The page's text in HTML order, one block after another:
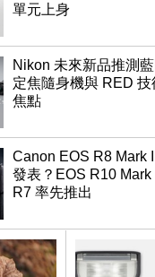
單元上身
Nikon 未來新品推測
定焦隨身機與 RED
焦點
Canon EOS R8 Mark
發表？EOS R10 Mark
R7 率先推出